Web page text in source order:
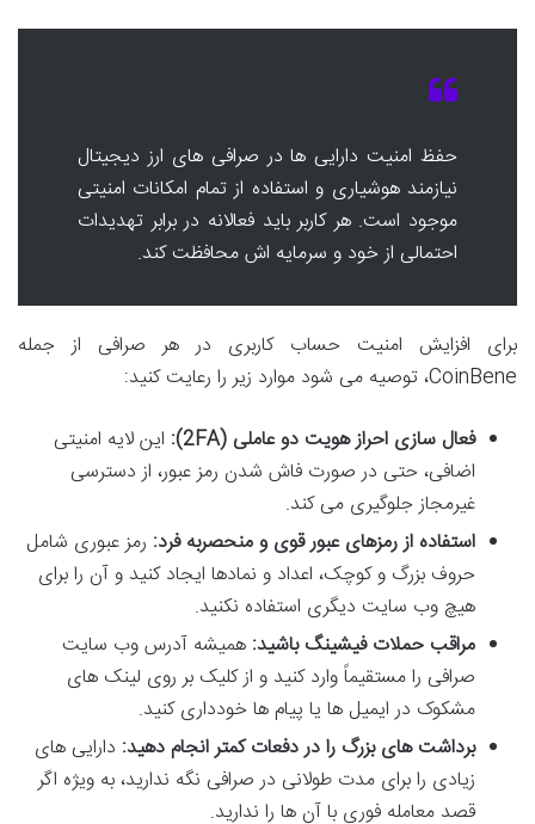
حفظ امنیت دارایی ها در صرافی های ارز دیجیتال
نیازمند هوشیاری و استفاده از تمام امکانات امنیتی
موجود است. هر کاربر باید فعالانه در برابر تهدیدات
احتمالی از خود و سرمایه اش محافظت کند.
برای افزایش امنیت حساب کاربری در هر صرافی از جمله
CoinBene، توصیه می شود موارد زیر را رعایت کنید:
فعال سازی احراز هویت دو عاملی (2FA):
این لایه امنیتی
اضافی، حتی در صورت فاش شدن رمز عبور، از دسترسی
غیرمجاز جلوگیری می کند.
استفاده از رمزهای عبور قوی و منحصربه فرد: رمز عبوری شامل
حروف بزرگ و کوچک، اعداد و نمادها ایجاد کنید و آن را برای
هیچ وب سایت دیگری استفاده نکنید.
مراقب حملات فیشینگ باشید: همیشه آدرس وب سایت
صرافی را مستقیماً وارد کنید و از کلیک بر روی لینک های
مشکوک در ایمیل ها یا پیام ها خودداری کنید.
برداشت های بزرگ را در دفعات کمتر انجام دهید: دارایی های
زیادی را برای مدت طولانی در صرافی نگه ندارید، به ویژه اگر
قصد معامله فوری با آن ها را ندارید.